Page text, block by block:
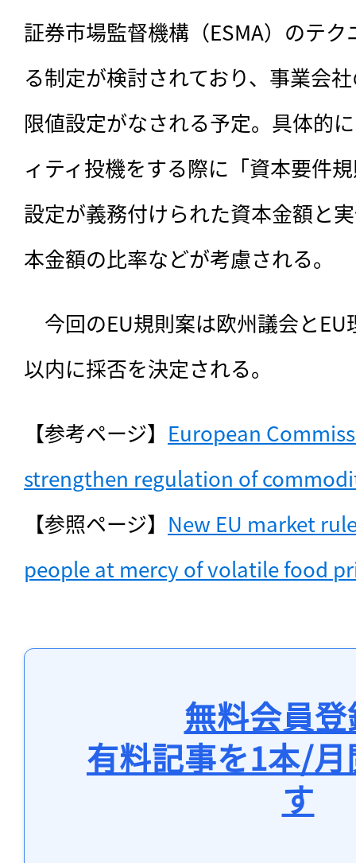
証券市場監督機構（ESMA）のテ
る制定が検討されており、事業会
限値設定がなされる予定。具体的
ィティ投機をする際に「資本要件
設定が義務付けられた資本金額と
本金額の比率などが考慮される。
今回のEU規則案は欧州議会とEU
以内に採否を決定される。
【参考ページ】 European
strengthen regulation of
【参照ページ】 New EU market
people at mercy of volatile food
無料会員
有料記事を1本/
す